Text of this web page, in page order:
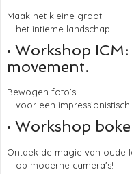
Maak het kleine groot.
... het intieme landschap!
• Workshop
movement.
Bewogen foto’s
... voor een
• Workshop
Ontdek de magie van oude
... op moderne camera's!